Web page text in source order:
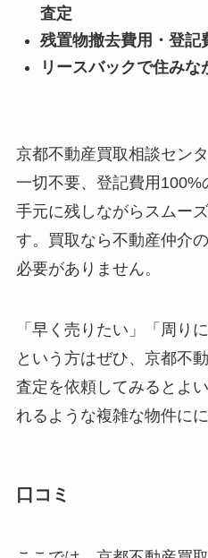
査定
残置物撤去費用・登記
リースバックで住みな
京都不動産買取相談セン
一切不要、登記費用100%
手元に残しながらスムー
す。買取なら不動産仲介
必要がありません。
「早く売りたい」「周り
という方はぜひ、京都不
査定を依頼してみるとよ
れるような複雑な物件に
口コミ